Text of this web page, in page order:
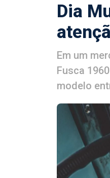
Dia
Em um
Fusca
modelo